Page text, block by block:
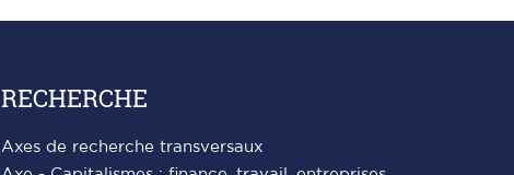
RECHERCHE
Axes de recherche transversaux